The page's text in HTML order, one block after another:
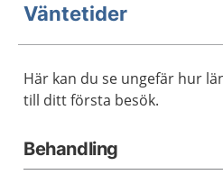
Väntetider
Här kan du se ungefär hur
till ditt första besök.
Behandling